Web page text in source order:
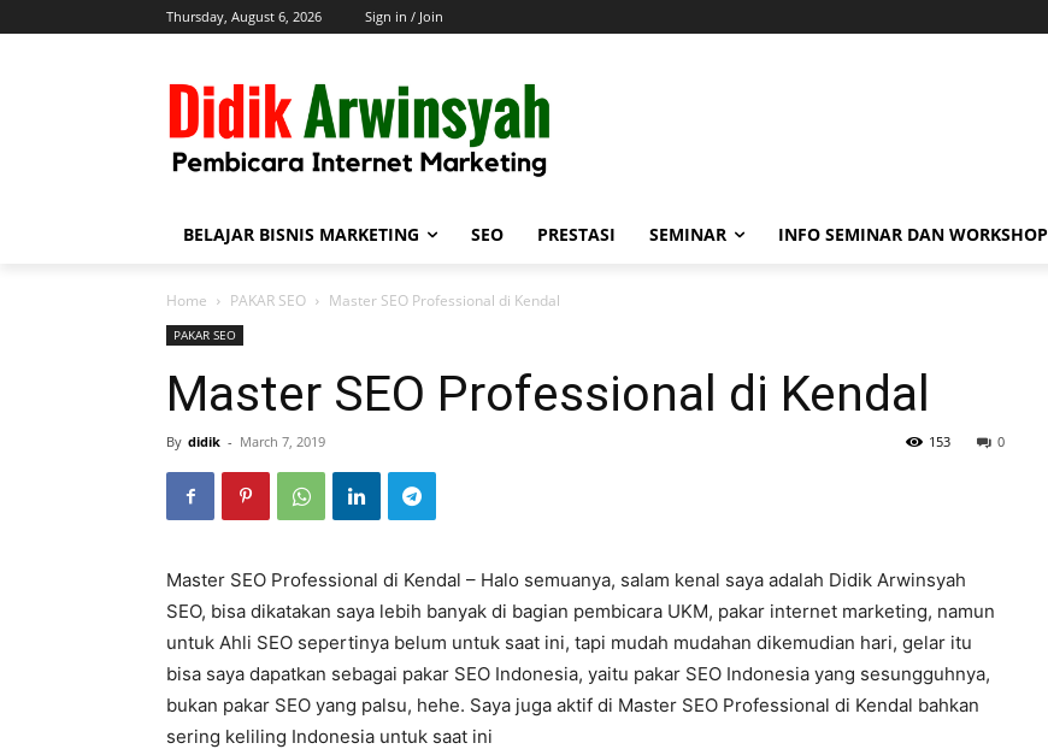
Thursday, August 6, 2026 Sign in / Join
BELAJAR BISNIS MARKETING SEO PRESTASI SEMINAR INFO SEMINAR DAN WORKSHOP
Home PAKAR SEO Master SEO Professional di Kendal
PAKAR SEO
Master SEO Professional di Kendal
By didik - March 7, 2019 0
153
Master SEO Professional di Kendal – Halo semuanya, salam kenal saya adalah Didik Arwinsyah
SEO, bisa dikatakan saya lebih banyak di bagian pembicara UKM, pakar internet marketing, namun
untuk Ahli SEO sepertinya belum untuk saat ini, tapi mudah mudahan dikemudian hari, gelar itu
bisa saya dapatkan sebagai pakar SEO Indonesia, yaitu pakar SEO Indonesia yang sesungguhnya,
bukan pakar SEO yang palsu, hehe. Saya juga aktif di Master SEO Professional di Kendal bahkan
sering keliling Indonesia untuk saat ini